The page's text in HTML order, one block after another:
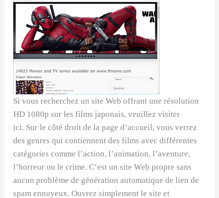
Si vous recherchez un site Web offrant une résolution
HD 1080p sur les films japonais, veuillez visiter
ici. Sur le côté droit de la page d’accueil, vous verrez
des genres qui contiennent des films avec différentes
catégories comme l’action, l’animation, l’aventure,
l’horreur ou le crime. C’est un site Web propre sans
aucun problème de génération automatique de lien de
spam ennuyeux. Ouvrez simplement le site et